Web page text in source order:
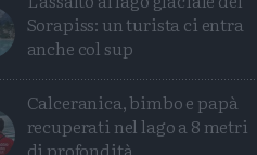
Sorapiss: un turista ci entra
anche col sup
Calceranica, bimbo e papà
recuperati nel lago a 8 metri
di profondità